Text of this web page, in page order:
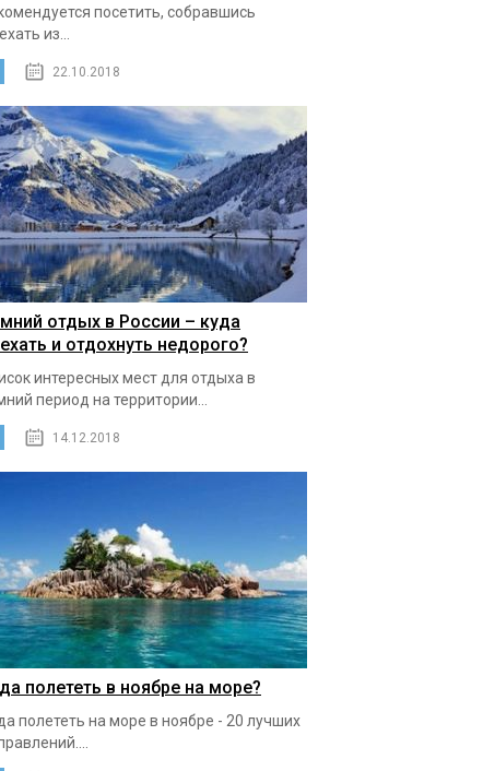
посетить, собравшись
из...
22.10.2018
отдых в России – куда
и отдохнуть недорого?
интересных мест для отдыха в
период на территории...
14.12.2018
полететь в ноябре на море?
полететь на море в ноябре - 20 лучших